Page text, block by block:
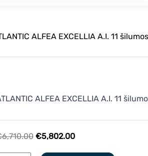
ALFEA EXCELLIA A.I. 11
ALFEA EXCELLIA A.I. 11
6,710.00 Original
€5,802.00Current